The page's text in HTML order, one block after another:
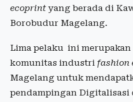
ecoprint yang berada di
Borobudur Magelang.
Lima pelaku ini
komunitas industri fashion
Magelang untuk
pendampingan Digitalisasi